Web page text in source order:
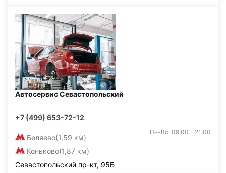
Автосервис Севастопольский
+7 (499) 653-72-12
Беляево(1,59 км)
Коньково(1,87 км)
Пн-Вс: 09:00 - 21:00
Севастопольский пр-кт, 95Б